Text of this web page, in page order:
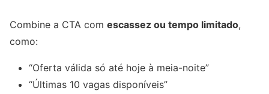
Combine a CTA com escassez ou tempo limitado,
como:
“Oferta válida só até hoje à meia-noite”
“Últimas 10 vagas disponíveis”